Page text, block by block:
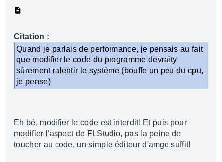
Citation :
Quand je parlais de performance, je pensais au fait
que modifier le code du programme devraity
sûrement ralentir le système (bouffe un peu du cpu,
je pense)
Eh bé, modifier le code est interdit! Et puis pour
modifier l'aspect de FLStudio, pas la peine de
toucher au code, un simple éditeur d'amge suffit!